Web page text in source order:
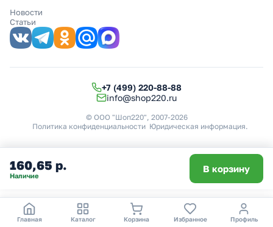
160,65 р.
Наличие
В корзину
Новости
Статьи
+7 (499) 220-88-88
info@shop220.ru
© ООО "Шоп220", 2007-2026
Политика конфиденциальности Юридическая информация.
Главная Каталог Корзина Избранное Профиль